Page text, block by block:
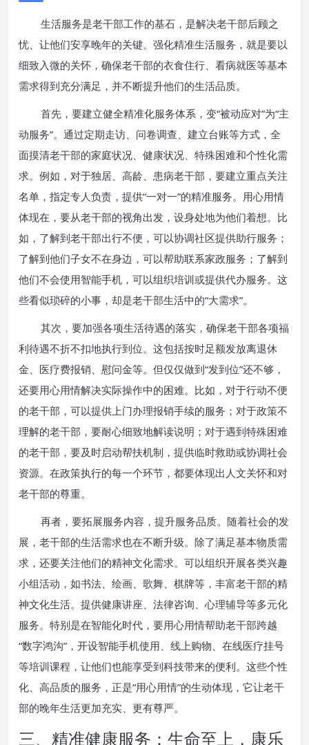
生活服务是老干部工作的基石，是解决老干部后顾之
忧、让他们安享晚年的关键。强化精准生活服务，就是要以
细致入微的关怀，确保老干部的衣食住行、看病就医等基本
需求得到充分满足，并不断提升他们的生活品质。
首先，要建立健全精准化服务体系，变“被动应对”为“主
动服务”。通过定期走访、问卷调查、建立台账等方式，全
面摸清老干部的家庭状况、健康状况、特殊困难和个性化需
求。例如，对于独居、高龄、患病老干部，要建立重点关注
名单，指定专人负责，提供“一对一”的精准服务。用心用情
体现在，要从老干部的视角出发，设身处地为他们着想。比
如，了解到老干部出行不便，可以协调社区提供助行服务；
了解到他们子女不在身边，可以帮助联系家政服务；了解到
他们不会使用智能手机，可以组织培训或提供代办服务。这
些看似琐碎的小事，却是老干部生活中的“大需求”。
其次，要加强各项生活待遇的落实，确保老干部各项福
利待遇不折不扣地执行到位。这包括按时足额发放离退休
金、医疗费报销、慰问金等。但仅仅做到“发到位”还不够，
还要用心用情解决实际操作中的困难。比如，对于行动不便
的老干部，可以提供上门办理报销手续的服务；对于政策不
理解的老干部，要耐心细致地解读说明；对于遇到特殊困难
的老干部，要及时启动帮扶机制，提供临时救助或协调社会
资源。在政策执行的每一个环节，都要体现出人文关怀和对
老干部的尊重。
再者，要拓展服务内容，提升服务品质。随着社会的发
展，老干部的生活需求也在不断升级。除了满足基本物质需
求，还要关注他们的精神文化需求。可以组织开展各类兴趣
小组活动，如书法、绘画、歌舞、棋牌等，丰富老干部的精
神文化生活。提供健康讲座、法律咨询、心理辅导等多元化
服务。特别是在智能化时代，要用心用情帮助老干部跨越
“数字鸿沟”，开设智能手机使用、线上购物、在线医疗挂号
等培训课程，让他们也能享受到科技带来的便利。这些个性
化、高品质的服务，正是“用心用情”的生动体现，它让老干
部的晚年生活更加充实、更有尊严。
三、精准健康服务：生命至上，康乐